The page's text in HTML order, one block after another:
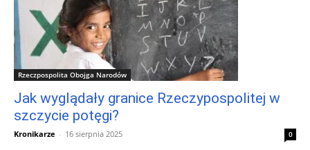
Rzeczpospolita Obojga Narodów
Jak wyglądały granice Rzeczypospolitej w
szczycie potęgi?
Kronikarze - 16 sierpnia 2025 0